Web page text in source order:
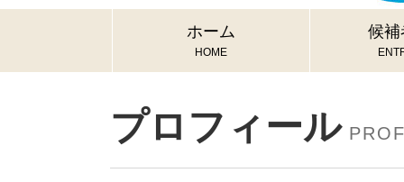
ホーム
HOME
候補
プロフィール